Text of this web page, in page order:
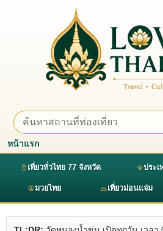
หน้าแรก
เที่ยวทั่วไทย 77 จังหวัด ประ
มวยไทย เที่ยวม่อนแจ่ม